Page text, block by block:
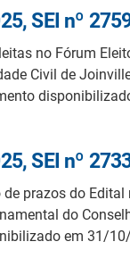
SEI nº
no Fórum
Civil de
SEI nº
prazos do Edital
do
em 31/